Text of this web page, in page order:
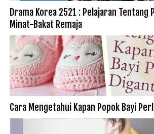
Drama Korea 2521 : Pelajaran Tentang
Minat-Bakat Remaja
Cara Mengetahui Kapan Popok Bayi